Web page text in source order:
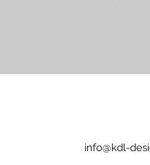
info@kdl-